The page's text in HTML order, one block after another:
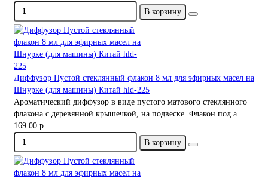
В корзину
Диффузор Пустой стеклянный флакон 8 мл для эфирных масел на
Шнурке (для машины) Китай hld-225
Ароматический диффузор в виде пустого матового стеклянного
флакона с деревянной крышечкой, на подвеске. Флакон под а..
169.00 р.
В корзину